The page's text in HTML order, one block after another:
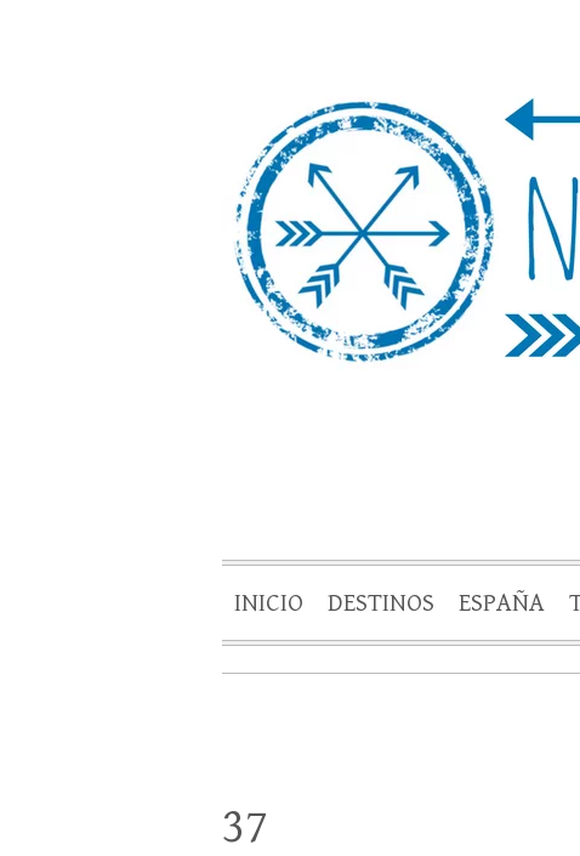
Nos Vamos de
Un blog de viajes donde se comparte
INICIO DESTINOS ESPAÑA
37